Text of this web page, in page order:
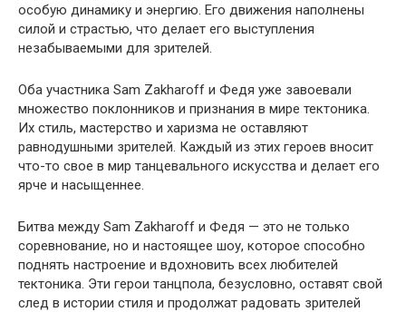
особую динамику и энергию. Его движения наполнены
силой и страстью, что делает его выступления
незабываемыми для зрителей.
Оба участника Sam Zakharoff и Федя уже завоевали
множество поклонников и признания в мире тектоника.
Их стиль, мастерство и харизма не оставляют
равнодушными зрителей. Каждый из этих героев вносит
что-то свое в мир танцевального искусства и делает его
ярче и насыщеннее.
Битва между Sam Zakharoff и Федя — это не только
соревнование, но и настоящее шоу, которое способно
поднять настроение и вдохновить всех любителей
тектоника. Эти герои танцпола, безусловно, оставят свой
след в истории стиля и продолжат радовать зрителей